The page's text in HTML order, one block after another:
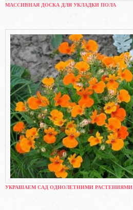
МАССИВНАЯ ДОСКА ДЛЯ УКЛАДКИ ПОЛА
УКРАШАЕМ САД ОДНОЛЕТНИМИ РАСТЕНИЯМИ